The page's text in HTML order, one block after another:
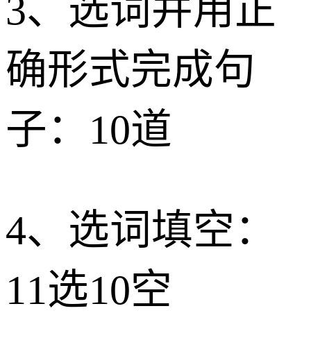
3、选词并用正
确形式完成句
子：10道
4、选词填空：
11选10空